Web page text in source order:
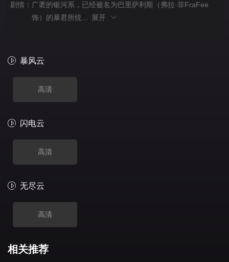
剧情： 广袤的银河系，已经被名为巴里萨利斯（弗拉·菲FraFee
饰）的暴君所统...
展开
暴风云
高清
闪电云
高清
无尽云
高清
相关推荐